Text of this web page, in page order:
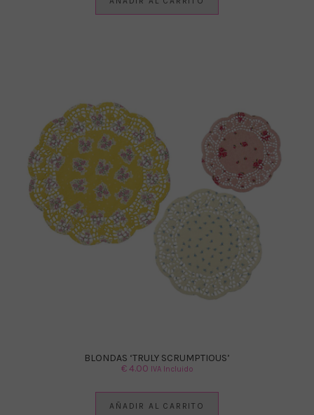
BLONDAS ‘TRULY SCRUMPTIOUS’
€4.00 IVA Incluido
AÑADIR AL CARRITO